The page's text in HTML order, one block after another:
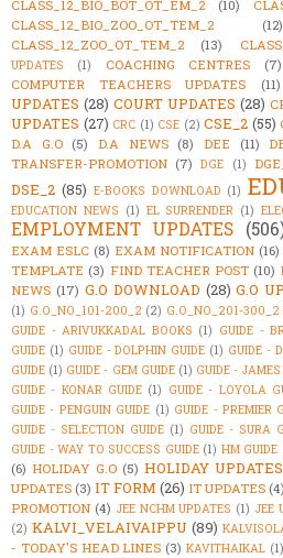
CLASS_12_BIO_BOT_OT_EM_2 (10)
CLASS_12_BIO_ZOO_OT_TEM_2
(12)
CLASS_12_ZOO_OT_TEM_2
(13)
UPDATES
(1) COACHING CENTRES (7)
COMPUTER TEACHERS UPDATES (11)
UPDATES (28) COURT UPDATES (28)
UPDATES (27) CRC (1) CSE (2) CSE_2 (55)
D.A G.O (5) D.A NEWS (8) DEE (11)
TRANSFER-PROMOTION (7) DGE (1)
DSE_2 (85) E-BOOKS DOWNLOAD (1)
EDUCATION NEWS (1) EL SURRENDER (1)
EMPLOYMENT UPDATES
EXAM ESLC (8) EXAM NOTIFICATION (16)
TEMPLATE (3) FIND TEACHER POST (10)
NEWS (17) G.O DOWNLOAD (28) G.O
(1) G.O_NO_101-200_2 (2) G.O_NO_201-300_2
GUIDE - ARIVUKKADAL BOOKS (1) GUIDE -
GUIDE (1) GUIDE - DOLPHIN GUIDE (1) GUIDE -
GUIDE (1) GUIDE - GEM GUIDE (1) GUIDE - JAMES
GUIDE - KONAR GUIDE (1) GUIDE - LOYOLA
GUIDE - PENGUIN GUIDE (1) GUIDE - PREMIER
GUIDE - SELECTION GUIDE (1) GUIDE - SURA
GUIDE - WAY TO SUCCESS GUIDE (1) HM GUIDE
(6) HOLIDAY G.O (5) HOLIDAY UPDATES
UPDATES (3) IT FORM (26) IT UPDATES (4)
PROMOTION (4) JEE NCHM UPDATES (1) JEE
(2) KALVI_VELAIVAIPPU (89)
- TODAY'S HEAD LINES (3) KAVITHAIKAL (1)